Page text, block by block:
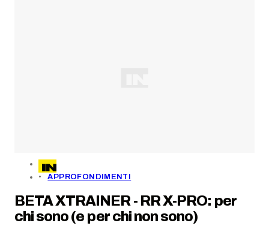
APPROFONDIMENTI
BETA XTRAINER - RR X-PRO: per
chi sono (e per chi non sono)